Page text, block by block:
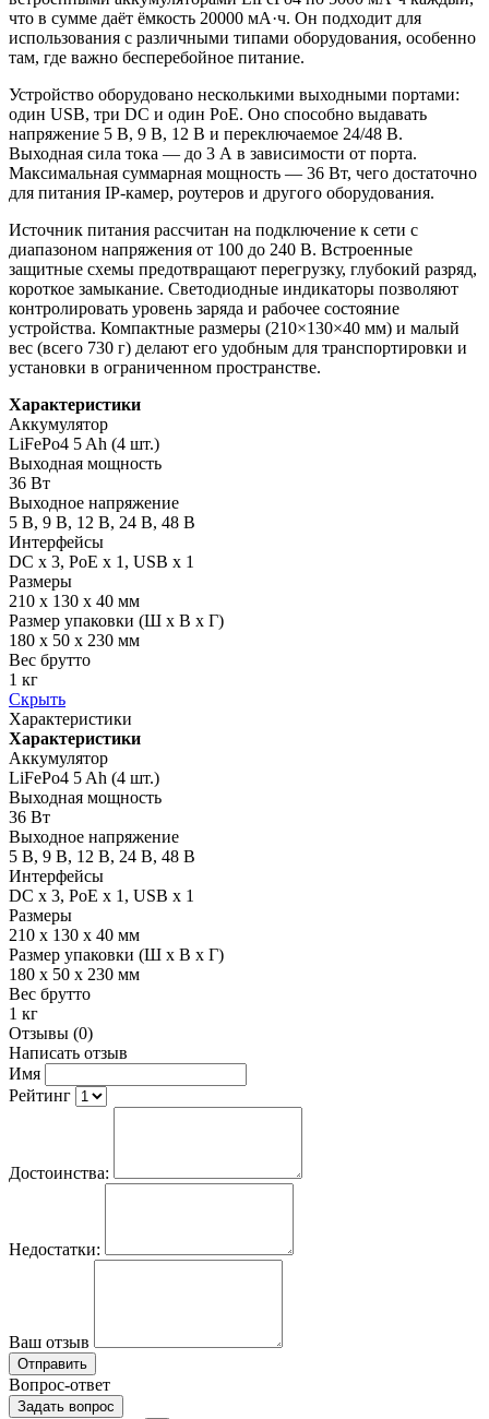
что в сумме даёт ёмкость 20000 мА·ч. Он подходит для
использования с различными типами оборудования, особенно
там, где важно бесперебойное питание.
Устройство оборудовано несколькими выходными портами:
один USB, три DC и один PoE. Оно способно выдавать
напряжение 5 В, 9 В, 12 В и переключаемое 24/48 В.
Выходная сила тока — до 3 А в зависимости от порта.
Максимальная суммарная мощность — 36 Вт, чего достаточно
для питания IP-камер, роутеров и другого оборудования.
Источник питания рассчитан на подключение к сети с
диапазоном напряжения от 100 до 240 В. Встроенные
защитные схемы предотвращают перегрузку, глубокий разряд,
короткое замыкание. Светодиодные индикаторы позволяют
контролировать уровень заряда и рабочее состояние
устройства. Компактные размеры (210×130×40 мм) и малый
вес (всего 730 г) делают его удобным для транспортировки и
установки в ограниченном пространстве.
Характеристики
Аккумулятор
LiFePo4 5 Ah (4 шт.)
Выходная мощность
36 Вт
Выходное напряжение
5 В, 9 В, 12 В, 24 В, 48 В
Интерфейсы
DC x 3, PoE x 1, USB x 1
Размеры
210 х 130 х 40 мм
Размер упаковки (Ш х В х Г)
180 x 50 x 230 мм
Вес брутто
1 кг
Скрыть
Характеристики
Характеристики
Аккумулятор
LiFePo4 5 Ah (4 шт.)
Выходная мощность
36 Вт
Выходное напряжение
5 В, 9 В, 12 В, 24 В, 48 В
Интерфейсы
DC x 3, PoE x 1, USB x 1
Размеры
210 х 130 х 40 мм
Размер упаковки (Ш х В х Г)
180 x 50 x 230 мм
Вес брутто
1 кг
Отзывы (0)
Написать отзыв
Имя
Рейтинг
Достоинства:
Недостатки:
Ваш отзыв
Отправить
Вопрос-ответ
Задать вопрос